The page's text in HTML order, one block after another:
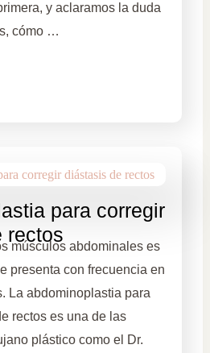
y aclaramos la duda
cómo …
para corregir
rectos
músculos abdominales es
presenta con frecuencia en
La abdominoplastia para
rectos es una de las
plástico como el Dr.